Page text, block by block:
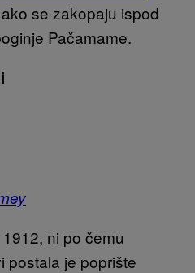
se zakopaju ispod
Pačamame.
ni po čemu
postala je poprište